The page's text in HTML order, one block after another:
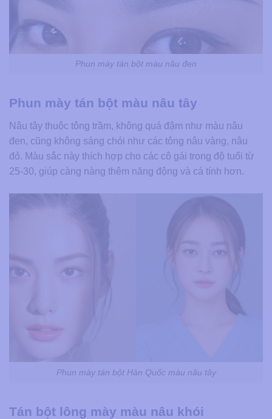
Phun mày tán bột màu nâu đen
Phun mày tán bột màu nâu tây
Nâu tây thuộc tông trầm, không quá đậm như màu nâu
đen, cũng không sáng chói như các tông nâu vàng, nâu
đỏ. Màu sắc này thích hợp cho các cô gái trong độ tuổi từ
25-30, giúp càng nàng thêm năng động và cá tính hơn.
Phun mày tán bột Hàn Quốc màu nâu tây
Tán bột lông mày màu nâu khói